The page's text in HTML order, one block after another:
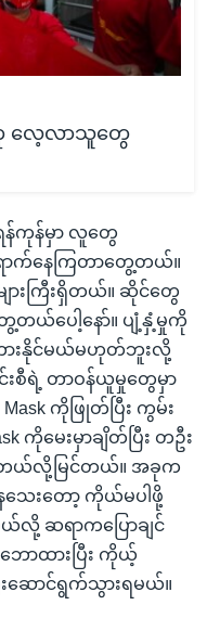
လေ့လာသူတွေ
ကုန်မှာ လူတွေ
ရောက်နေကြတာတွေ့တယ်။
ားကြီးရှိတယ်။ ဆိုင်တွေ
တယ်ပေါ့နော်။ ပျံ့နှံ့မှုကို
းနိုင်မယ်မဟုတ်ဘူးလို့
းစီရဲ့ တာဝန်ယူမှုတွေမှာ
ကိုဖြုတ်ပြီး ကွမ်း
မေးမှာချိတ်ပြီး တဦး
းတယ်လို့မြင်တယ်။ အခုက
သေးတော့ ကိုယ်မပါဖို့
ဆရာကပြောချင်
ာထားပြီး ကိုယ့်
ောင်ရွက်သွားရမယ်။